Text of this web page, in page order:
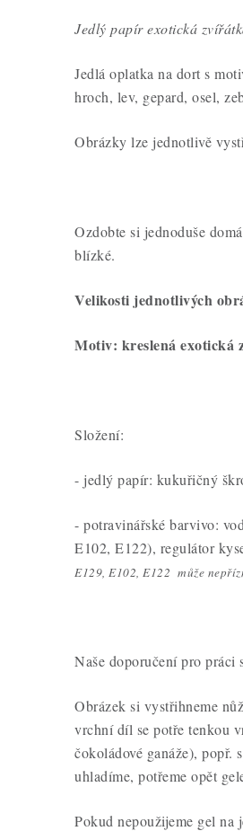
Jedlý papír exotická
Jedlá oplatka na dort s
hroch, lev, gepard, osel,
Obrázky lze jednotlivě
Ozdobte si jednoduše
blízké.
Velikosti jednotlivých
Motiv: kreslená exotická
Složení:
- jedlý papír: kukuřičný
- potravinářské barvivo:
E102, E122), regulátor
E129, E102, E122 může
Naše doporučení pro práci
Obrázek si vystřihneme
vrchní díl se potře tenkou
čokoládové ganáže), popř.
uhladíme, potřeme opět
Pokud nepoužijeme gel na